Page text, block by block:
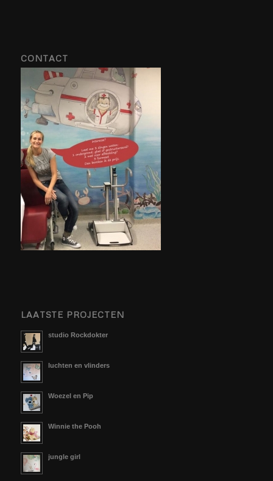
CONTACT
LAATSTE PROJECTEN
studio Rockdokter
luchten en vlinders
Woezel en Pip
Winnie the Pooh
jungle girl